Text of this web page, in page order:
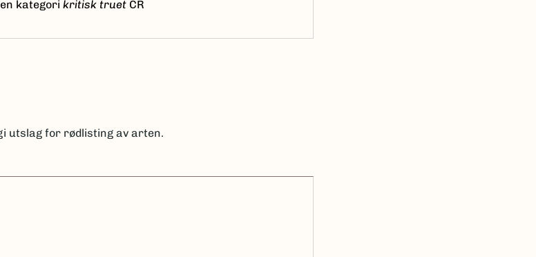
kategori kritisk truet CR
utslag for rødlisting av arten.